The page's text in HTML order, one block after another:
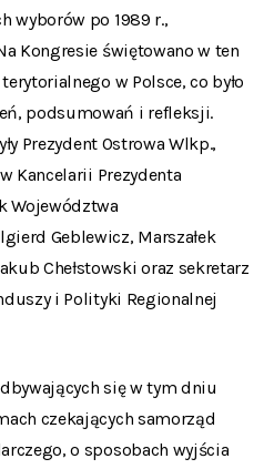
wyborów po 1989 r.,
Kongresie świętowano w ten
w Polsce, co było
podsumowań i refleksji.
Prezydent Ostrowa Wlkp.,
Kancelarii Prezydenta
Województwa
Geblewicz, Marszałek
Chełstowski oraz sekretarz
i Polityki Regionalnej
się w tym dniu
czekających samorząd
o sposobach wyjścia